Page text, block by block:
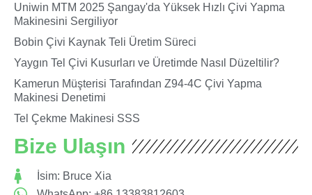
Uniwin MTM 2025 Şangay'da Yüksek Hızlı Çivi Yapma
Makinesini Sergiliyor
Bobin Çivi Kaynak Teli Üretim Süreci
Yaygın Tel Çivi Kusurları ve Üretimde Nasıl Düzeltilir?
Kamerun Müşterisi Tarafından Z94-4C Çivi Yapma
Makinesi Denetimi
Tel Çekme Makinesi SSS
Bize Ulaşın
İsim: Bruce Xia